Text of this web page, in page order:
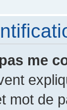
me
mot de